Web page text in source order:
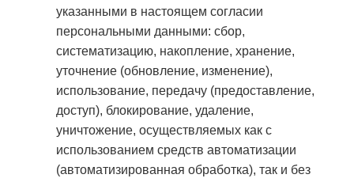
указанными в настоящем согласии
персональными данными: сбор,
систематизацию, накопление, хранение,
уточнение (обновление, изменение),
использование, передачу (предоставление,
доступ), блокирование, удаление,
уничтожение, осуществляемых как с
использованием средств автоматизации
(автоматизированная обработка), так и без